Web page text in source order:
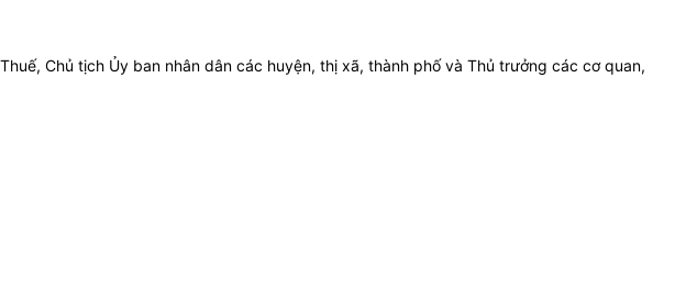
Chủ tịch Ủy ban nhân dân các huyện, thị xã, thành phố và Thủ trưởng các cơ quan,